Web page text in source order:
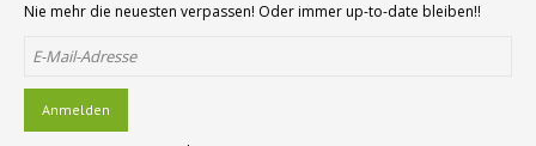
Nie mehr die neuesten verpassen! Oder immer up-to-date bleiben!!
Anmelden